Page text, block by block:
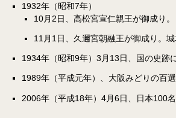
1932年（昭和7年）
10月2日、高松宮宣仁親王が御成り。
11月1日、久邇宮朝融王が御成り。城
1934年（昭和9年）3月13日、国の史跡
1989年（平成元年）、大阪みどりの百
2006年（平成18年）4月6日、日本100